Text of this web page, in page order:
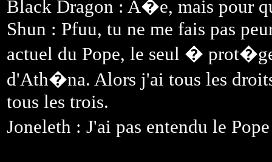
Black Dragon : A�e, mais pour
Shun : Pfuu, tu ne me fais pas
actuel du Pope, le seul �
d'Ath�na. Alors j'ai tous les
tous les trois.
Joneleth : J'ai pas entendu le